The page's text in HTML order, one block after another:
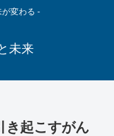
変わる -
未来
き起こすがん